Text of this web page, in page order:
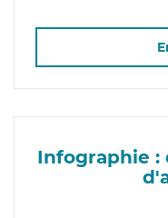
Infographie :